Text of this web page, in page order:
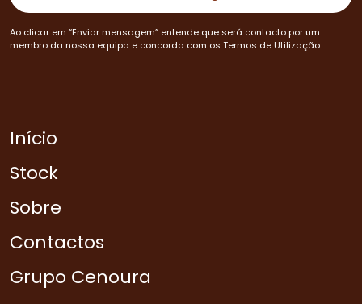
Ao clicar em “Enviar mensagem” entende que será contacto por um
membro da nossa equipa e concorda com os Termos de Utilização.
Início
Stock
Sobre
Contactos
Grupo Cenoura